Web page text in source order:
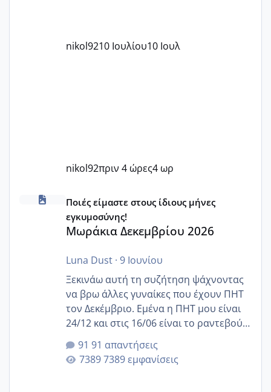
nikol9210 Ιουλίου10 Ιουλ
nikol92πριν 4 ώρες4 ωρ
Μωράκια Δεκεμβρίου 2026
Ποιές είμαστε στους ίδιους μήνες
εγκυμοσύνης!
Μωράκια Δεκεμβρίου 2026
Luna Dust· 9 Ιουνίου
Ξεκινάω αυτή τη συζήτηση ψάχνοντας
να βρω άλλες γυναίκες που έχουν ΠΗΤ
τον Δεκέμβριο. Εμένα η ΠΗΤ μου είναι
24/12 και στις 16/06 είναι το ραντεβού
της αυχενικής διαφάνειας. Έχω αρκετό
άγχος και οι μέρες δεν φαίνεται να
περνάνε με τίποτα.
91 απαντήσεις
7389 εμφανίσεις